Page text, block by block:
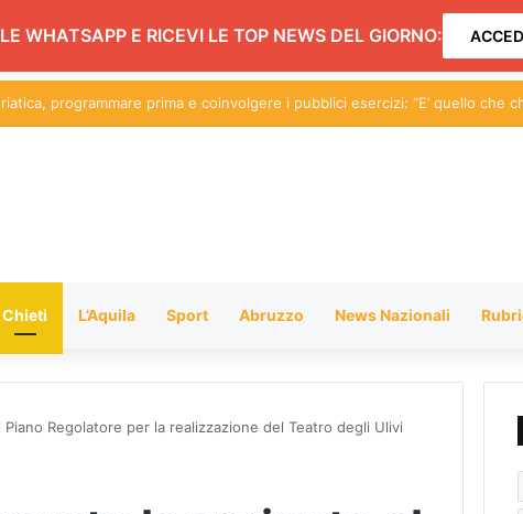
WHATSAPP E RICEVI LE TOP NEWS DEL GIORNO:
Locatelli, eccellenza formativa che investe nel futuro dell’aviazione
Chieti L’Aquila Sport Abruzzo News Nazionali
Regolatore per la realizzazione del Teatro degli Ulivi